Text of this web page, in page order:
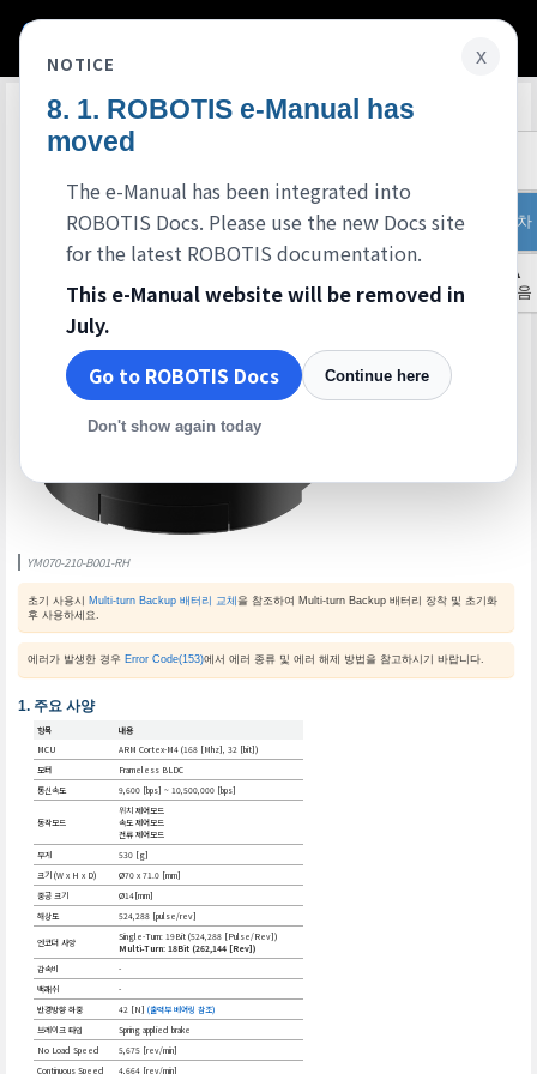
목차
▲
처음
Edit on GitHub
YM070-210-B001-RH
초기 사용시 Multi-turn Backup 배터리 교체을 참조하여 Multi-turn Backup 배터리 장착 및 초기화
후 사용하세요.
에러가 발생한 경우 Error Code(153)에서 에러 종류 및 에러 해제 방법을 참고하시기 바랍니다.
주요 사양
항목
내용
MCU
ARM Cortex-M4 (168 [Mhz], 32 [bit])
모터
Frameless BLDC
통신속도
9,600 [bps] ~ 10,500,000 [bps]
동작모드
위치 제어모드
속도 제어모드
전류 제어모드
무게
530 [g]
크기 (W x H x D)
Ø70 x 71.0 [mm]
중공 크기
Ø14[mm]
해상도
524,288 [pulse/rev]
엔코더 사양
Single-Turn: 19Bit (524,288 [Pulse/Rev])
Multi-Turn: 18Bit (262,144 [Rev])
감속비
-
백래쉬
-
반경방향 하중
42 [N](출력부 베어링 참조)
브레이크 타입
Spring applied brake
No Load Speed
5,675 [rev/min]
Continuous Speed
4,664 [rev/min]
x
NOTICE
ROBOTIS e-Manual has
moved
The e-Manual has been integrated into
ROBOTIS Docs. Please use the new Docs site
for the latest ROBOTIS documentation.
This e-Manual website will be removed in
July.
Go to ROBOTIS Docs
Continue here
Don't show again today